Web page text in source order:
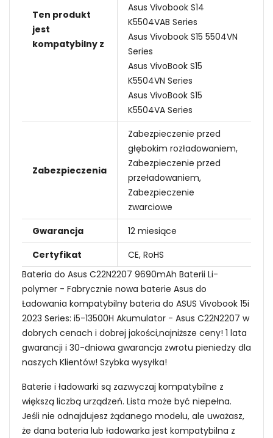
Ten produkt
jest
kompatybilny z
Asus Vivobook S14
K5504VAB Series
Asus Vivobook S15 5504VN
Series
Asus VivoBook S15
K5504VN Series
Asus VivoBook S15
K5504VA Series
Zabezpieczenia
Zabezpieczenie przed
głębokim rozładowaniem,
Zabezpieczenie przed
przeładowaniem,
Zabezpieczenie
zwarciowe
Gwarancja
12 miesiące
Certyfikat
CE, RoHS
Bateria do Asus C22N2207 9690mAh Baterii Li-
polymer - Fabrycznie nowa baterie Asus do
Ładowania kompatybilny bateria do ASUS Vivobook 15i
2023 Series: i5-13500H Akumulator - Asus C22N2207 w
dobrych cenach i dobrej jakości,najniższe ceny! 1 lata
gwarancji i 30-dniowa gwarancja zwrotu pieniedzy dla
naszych Klientów! Szybka wysyłka!
Baterie i ładowarki są zazwyczaj kompatybilne z
większą liczbą urządzeń. Lista może być niepełna.
Jeśli nie odnajdujesz żądanego modelu, ale uważasz,
że dana bateria lub ładowarka jest kompatybilna z